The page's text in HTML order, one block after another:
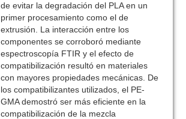
de evitar la degradación del PLA en un
primer procesamiento como el de
extrusión. La interacción entre los
componentes se corroboró mediante
espectroscopía FTIR y el efecto de
compatibilización resultó en materiales
con mayores propiedades mecánicas. De
los compatibilizantes utilizados, el PE-
GMA demostró ser más eficiente en la
compatibilización de la mezcla